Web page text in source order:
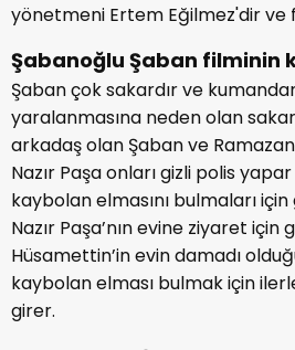
yönetmeni Ertem Eğilmez'dir ve
Şabanoğlu Şaban filminin
Şaban çok sakardır ve
yaralanmasına neden olan
arkadaş olan Şaban ve
Nazır Paşa onları gizli polis
kaybolan elmasını bulmaları
Nazır Paşa’nın evine ziyaret
Hüsamettin’in evin damadı
kaybolan elması bulmak için
girer.